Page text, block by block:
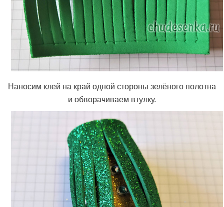
Наносим клей на край одной стороны зелёного полотна
и обворачиваем втулку.